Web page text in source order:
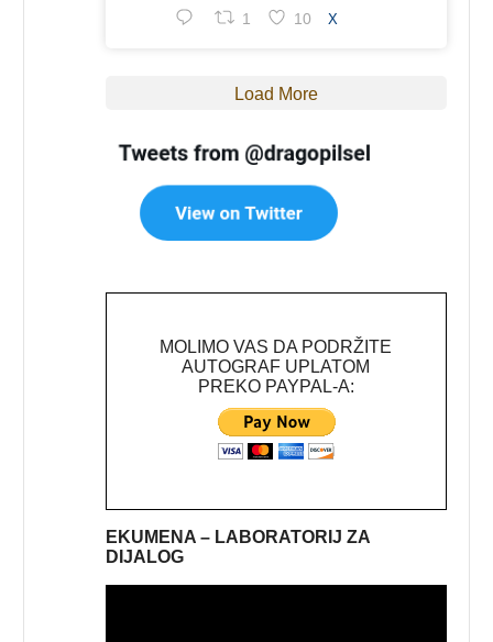
1 10 X
Load More
MOLIMO VAS DA PODRŽITE
AUTOGRAF UPLATOM
PREKO PAYPAL-A:
EKUMENA – LABORATORIJ ZA
DIJALOG